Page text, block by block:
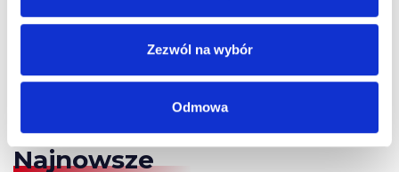
Zezwól na wybór
Odmowa
Najnowsze